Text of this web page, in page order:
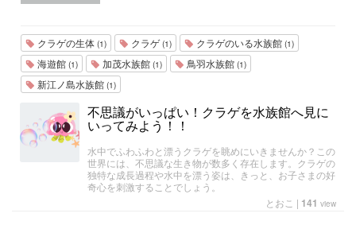
クラゲの生体 (1) クラゲ(1) クラゲのいる水族館 (1)
海遊館 (1) 加茂水族館 (1) 鳥羽水族館 (1)
新江ノ島水族館 (1)
不思議がいっぱい！クラゲを水族館へ見に
いってみよう！！
水中でふわふわと漂うクラゲを眺めにいきませんか？この
世界には、不思議な生き物が数多く存在します。クラゲの
独特な成長過程や水中を漂う姿は、きっと、お子さまの好
奇心を刺激することでしょう。
とおこ | 141 view